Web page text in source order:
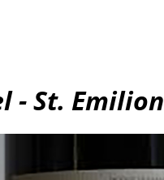
- St. Emilion